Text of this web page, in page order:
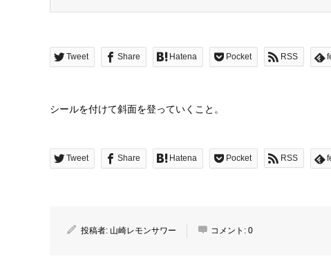
Tweet Share Hatena Pocket RSS
シールを付けて斜面を登っていくこと。
Tweet Share Hatena Pocket RSS
投稿者: 山崎レモンサワー コメント: 0